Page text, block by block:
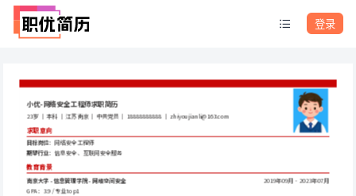
登录
小优-网络安全工程师求职简历
23岁 ｜ 本科 ｜ 江苏南京 ｜ 中共党员 ｜ 18888888888 ｜ zhiyoujianli@163.com
求职意向
目标岗位：网络安全工程师
期望行业：信息安全、互联网安全服务
教育背景
南京大学 - 信息管理学院 - 网络空间安全
2019年09月 - 2023年07月
GPA：3.9 / 专业top1